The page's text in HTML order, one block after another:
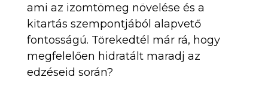
ami az izomtömeg növelése és a
kitartás szempontjából alapvető
fontosságú. Törekedtél már rá, hogy
megfelelően hidratált maradj az
edzéseid során?